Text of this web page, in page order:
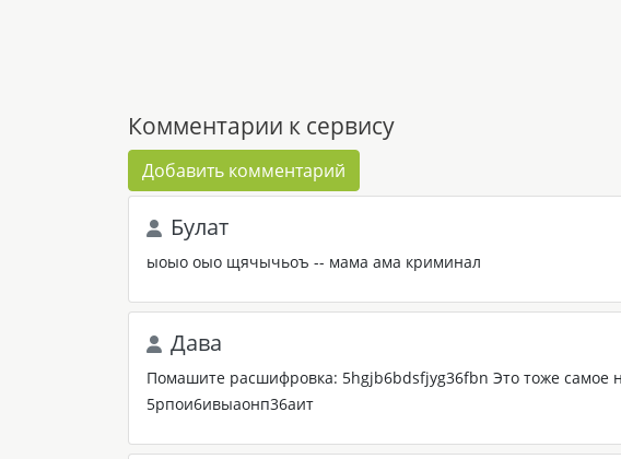
Комментарии к сервису
Добавить комментарий
Булат
ыоыо оыо щячычьоъ -- мама ама криминал
Дава
Помашите расшифровка: 5hgjb6bdsfjyg36fbn Это тоже самое
5рпои6ивыаонп36аит